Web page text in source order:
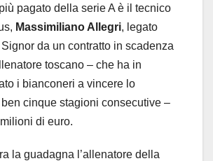
pagato della serie A è il tecnico
Massimiliano Allegri, legato
da un contratto in scadenza
toscano – che ha in
i bianconeri a vincere lo
cinque stagioni consecutive –
di euro.
la guadagna l’allenatore della